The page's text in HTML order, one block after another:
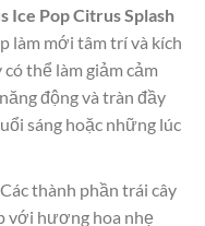
Ice Pop Citrus Splash
làm mới tâm trí và kích
thể làm giảm cảm
động và tràn đầy
sáng hoặc những lúc
thành phần trái cây
với hương hoa nhẹ